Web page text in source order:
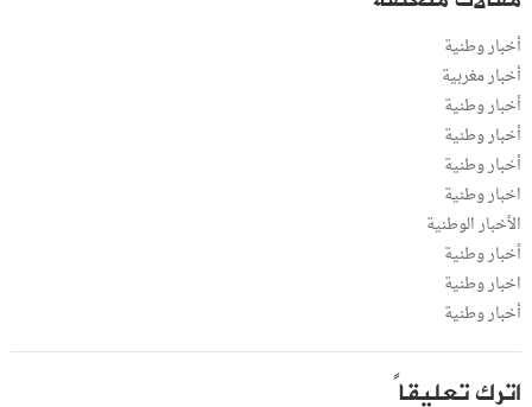
أخبار وطنية
أخبار مغربية
أخبار وطنية
أخبار وطنية
أخبار وطنية
اخبار وطنية
الأخبار الوطنية
أخبار وطنية
اخبار وطنية
أخبار وطنية
اترك تعليقاً